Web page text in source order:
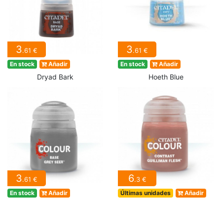
3.61 €
En stock Añadir
Dryad Bark
3.61 €
En stock Añadir
Hoeth Blue
3.61 €
En stock Añadir
6.3 €
Últimas unidades Añadir